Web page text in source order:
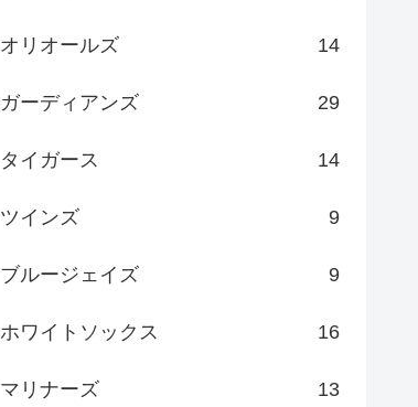
オリオールズ 14
ガーディアンズ 29
タイガース 14
ツインズ 9
ブルージェイズ 9
ホワイトソックス 16
マリナーズ 13